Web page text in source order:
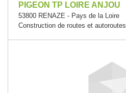
PIGEON TP LOIRE ANJOU
53800 RENAZE - Pays de la Loire
Construction de routes et autoroutes